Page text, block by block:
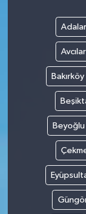
Adalar
Avcılar
Bakırköy
Beyoğlu